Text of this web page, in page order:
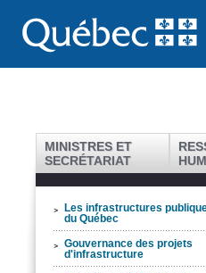
MINISTRES ET
SECRÉTARIAT
Les infrastructures
du Québec
Gouvernance des projets
d'infrastructure